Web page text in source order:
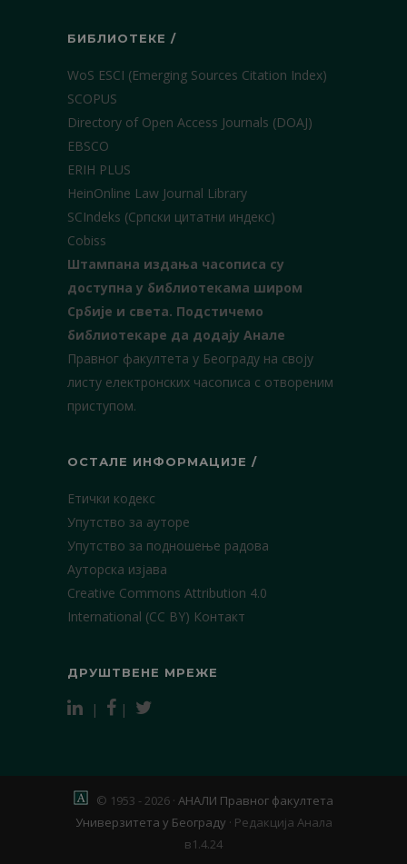
БИБЛИОТЕКЕ /
WoS ESCI (Emerging Sources Citation Index)
SCOPUS
Directory of Open Access Journals (DOAJ)
EBSCO
ERIH PLUS
HeinOnline Law Journal Library
SCIndeks (Српски цитатни индекс)
Cobiss
Штампана издања часописа су
доступна у библиотекама широм
Србије и света. Подстичемо
библиотекаре да додају Анале
Правног факултета у Београду на своју
листу електронских часописа с отвореним
приступом.
ОСТАЛЕ ИНФОРМАЦИЈЕ /
Етички кодекс
Упутство за ауторе
Упутство за подношење радова
Ауторска изјава
Creative Commons Attribution 4.0
International (CC BY) Контакт
ДРУШТВЕНЕ МРЕЖЕ
| |
© 1953 - 2026 · АНАЛИ Правног факултета
Универзитета у Београду · Редакција Анала
в1.4.24